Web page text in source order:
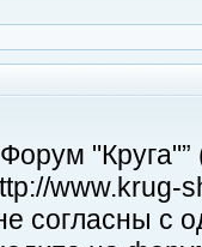
согласны с